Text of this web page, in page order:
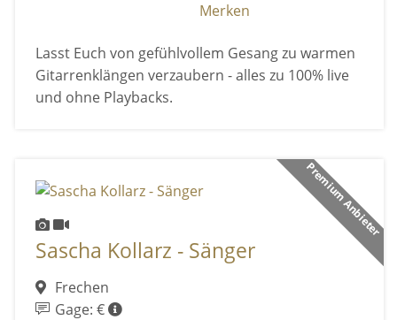
Merken
Lasst Euch von gefühlvollem Gesang zu warmen
Gitarrenklängen verzaubern - alles zu 100% live
und ohne Playbacks.
Premium Anbieter
Sascha Kollarz - Sänger
Frechen
Gage: €